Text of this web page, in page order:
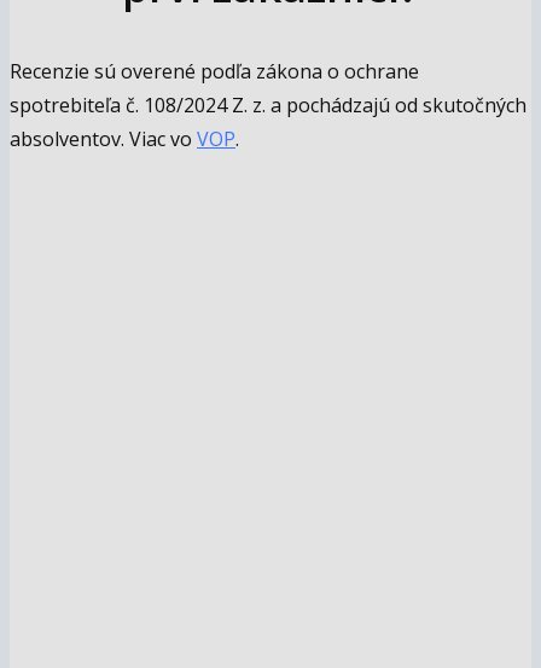
Recenzie sú overené podľa zákona o ochrane
spotrebiteľa č. 108/2024 Z. z. a pochádzajú od skutočných
absolventov. Viac vo VOP.